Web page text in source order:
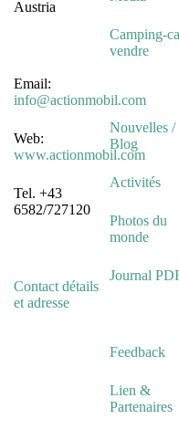
Austria
Email:
info@actionmobil.com
Web:
www.actionmobil.com
Tel. +43
6582/727120
Contact détails
et adresse
Camping-
vendre
Nouvelles /
Blog
Activités
Photos du
monde
Journal
Feedback
Lien &
Partenaires